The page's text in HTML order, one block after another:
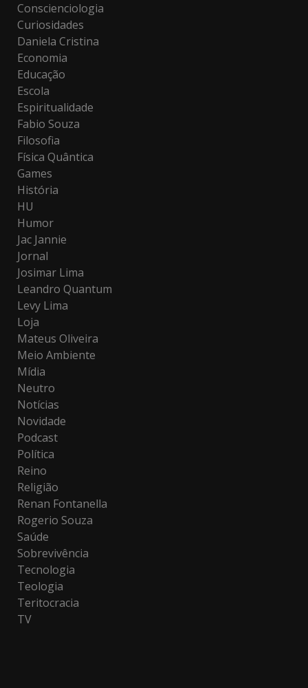
Conscienciologia
Curiosidades
Daniela Cristina
Economia
Educação
Escola
Espiritualidade
Fabio Souza
Filosofia
Física Quântica
Games
História
HU
Humor
Jac Jannie
Jornal
Josimar Lima
Leandro Quantum
Levy Lima
Loja
Mateus Oliveira
Meio Ambiente
Mídia
Neutro
Notícias
Novidade
Podcast
Política
Reino
Religião
Renan Fontanella
Rogerio Souza
Saúde
Sobrevivência
Tecnologia
Teologia
Teritocracia
TV